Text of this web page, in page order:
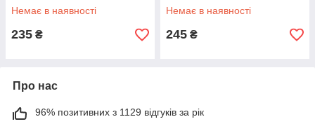
Немає в наявності
235 ₴
Немає в наявності
245 ₴
Про нас
96% позитивних з 1129 відгуків за рік